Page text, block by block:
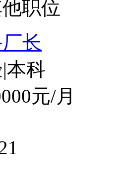
职位
长
|本科
元/月